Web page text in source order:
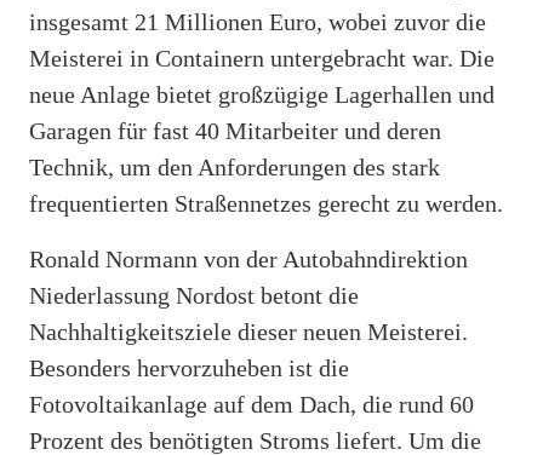
insgesamt 21 Millionen Euro, wobei zuvor die
Meisterei in Containern untergebracht war. Die
neue Anlage bietet großzügige Lagerhallen und
Garagen für fast 40 Mitarbeiter und deren
Technik, um den Anforderungen des stark
frequentierten Straßennetzes gerecht zu werden.
Ronald Normann von der Autobahndirektion
Niederlassung Nordost betont die
Nachhaltigkeitsziele dieser neuen Meisterei.
Besonders hervorzuheben ist die
Fotovoltaikanlage auf dem Dach, die rund 60
Prozent des benötigten Stroms liefert. Um die